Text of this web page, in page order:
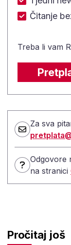
Čitanje
Treba li vam
Za sva
Odgovore
na stranici
Pročitaj još